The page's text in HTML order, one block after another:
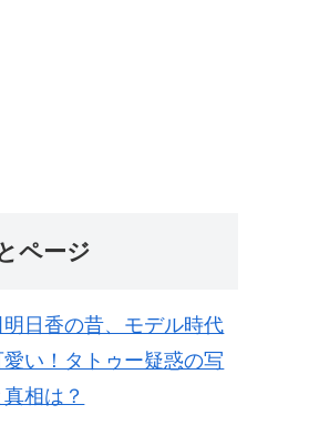
ページ
明日香の昔、モデル時代
愛い！タトゥー疑惑の写
相は？